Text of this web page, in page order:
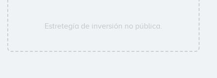
Estretegía de inversión no pública.